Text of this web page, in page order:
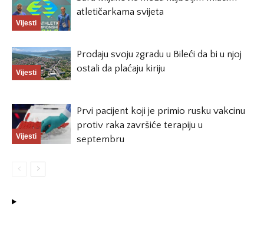
Vijesti
atletičarkama svijeta
Vijesti
Prodaju svoju zgradu u Bileći da bi u njoj
ostali da plaćaju kiriju
Vijesti
Prvi pacijent koji je primio rusku vakcinu
protiv raka završiće terapiju u
septembru